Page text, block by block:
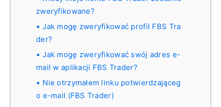
zweryfikowane?
Jak mogę zweryfikować profil FBS Tra
der?
Jak mogę zweryfikować swój adres e-
mail w aplikacji FBS Trader?
Nie otrzymałem linku potwierdzająceg
o e-mail (FBS Trader)